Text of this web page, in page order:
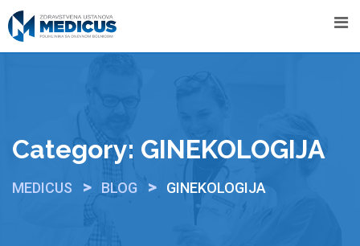
Skip
to
content
Category: GINEKOLOGIJA
MEDICUS > BLOG > GINEKOLOGIJA